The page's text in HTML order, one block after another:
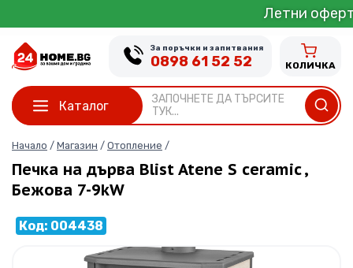
to
content
Летни оферти от 1 до 31
Каталог
ЗАПОЧНЕТЕ ДА ТЪРСИТЕ
ТУК...
За поръчки и запитвания
0898 61 52 52 КОЛИЧКА
Печка на дърва Blist Atene S ceramic ,
Бежова 7-9kW
Начало / Магазин / Отопление /
Код: 004438